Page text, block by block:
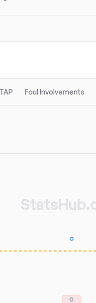
TAP Foul Involvements